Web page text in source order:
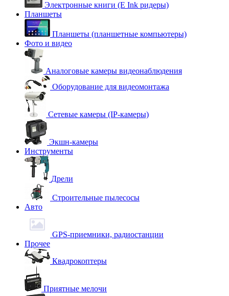
Электронные книги (E Ink ридеры)
Планшеты
Планшеты (планшетные компьютеры)
Фото и видео
Аналоговые камеры видеонаблюдения
Оборудование для видеомонтажа
Сетевые камеры (IP-камеры)
Экшн-камеры
Инструменты
Дрели
Строительные пылесосы
Авто
GPS-приемники, радиостанции
Прочее
Квадрокоптеры
Приятные мелочи